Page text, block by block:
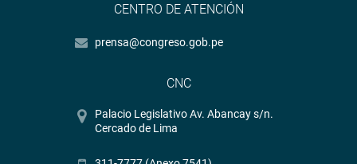
CENTRO DE ATENCIÓN
prensa@congreso.gob.pe
CNC
Palacio Legislativo Av. Abancay s/n.
Cercado de Lima